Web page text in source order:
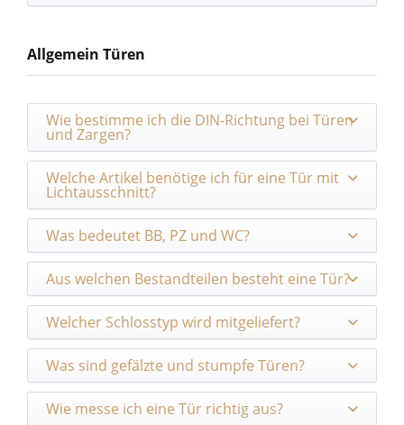
Allgemein Türen
Wie bestimme ich die DIN-Richtung bei Türen
und Zargen?
Welche Artikel benötige ich für eine Tür mit
Lichtausschnitt?
Was bedeutet BB, PZ und WC?
Aus welchen Bestandteilen besteht eine Tür?
Welcher Schlosstyp wird mitgeliefert?
Was sind gefälzte und stumpfe Türen?
Wie messe ich eine Tür richtig aus?